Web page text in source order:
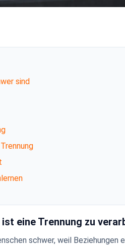
sind
eine Trennung zu
schwer, weil Beziehungen